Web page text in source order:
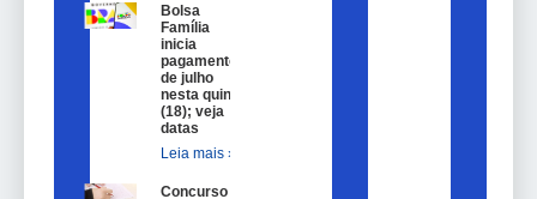
Bolsa
Família
inicia
pagamentos
de julho
nesta quinta
(18); veja
datas
Leia mais »
Concurso